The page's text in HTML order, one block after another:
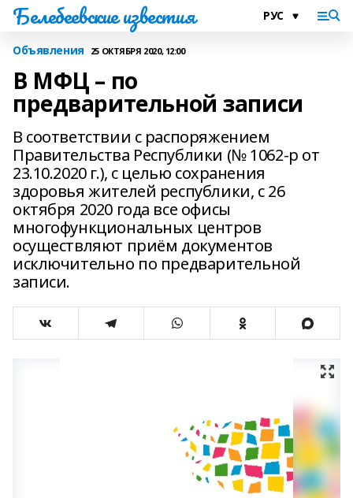
Белебеевские известия
Объявления 25 ОКТЯБРЯ 2020, 12:00
В МФЦ – по
предварительной записи
В соответствии с распоряжением
Правительства Республики (№ 1062-р от
23.10.2020 г.), с целью сохранения
здоровья жителей республики, с 26
октября 2020 года все офисы
многофункциональных центров
осуществляют приём документов
исключительно по предварительной
записи.